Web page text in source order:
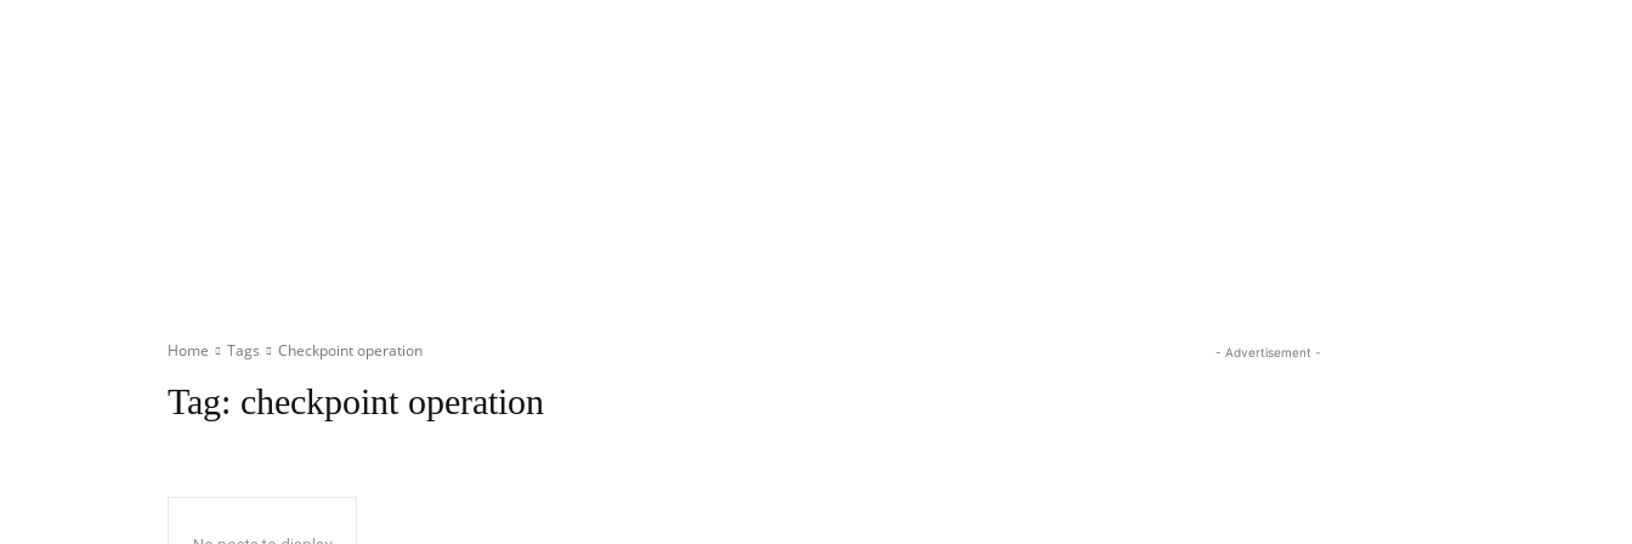
Home Tags Checkpoint operation
Tag: checkpoint operation
- Advertisement -